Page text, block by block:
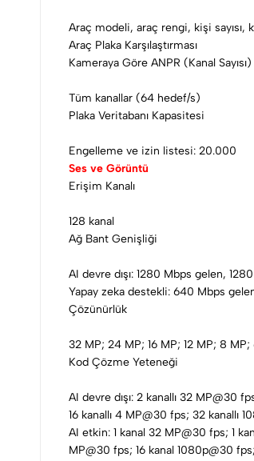
Araç modeli, araç rengi, kişi sayısı,
Araç Plaka Karşılaştırması
Kameraya Göre ANPR (Kanal Sayısı)
Tüm kanallar (64 hedef/s)
Plaka Veritabanı Kapasitesi
Engelleme ve izin listesi: 20.000
Ses ve Görüntü
Erişim Kanalı
128 kanal
Ağ Bant Genişliği
AI devre dışı: 1280 Mbps gelen,
Yapay zeka destekli: 640 Mbps
Çözünürlük
32 MP; 24 MP; 16 MP; 12 MP; 8
Kod Çözme Yeteneği
AI devre dışı: 2 kanallı 32 MP@30
16 kanallı 4 MP@30 fps; 32 kanallı
AI etkin: 1 kanal 32 MP@30 fps; 1
MP@30 fps; 16 kanal 1080p@30